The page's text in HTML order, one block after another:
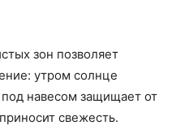
зон позволяет
утром солнце
навесом защищает от
свежесть.